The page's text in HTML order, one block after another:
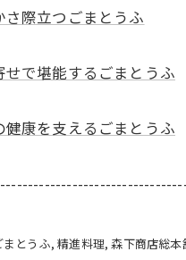
さ際立つごまとうふ
せで堪能するごまとうふ
健康を支えるごまとうふ
とうふ 精進料理 森下商店総